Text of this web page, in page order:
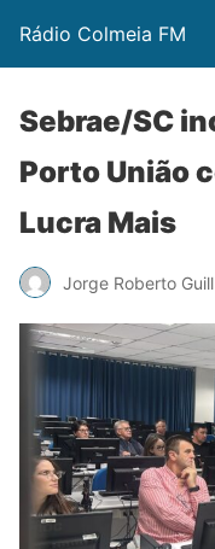
Rádio Colmeia FM
Sebrae/SC
Porto União
Lucra Mais
Jorge Roberto Guill